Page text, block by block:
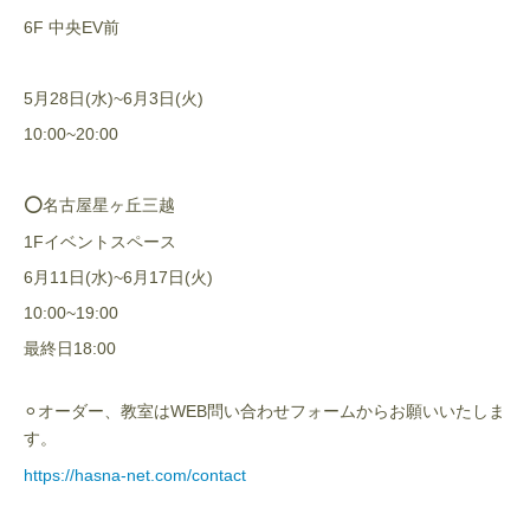
6F 中央EV前
5月28日(水)~6月3日(火)
10:00~20:00
⭕️名古屋星ヶ丘三越
1Fイベントスペース
6月11日(水)~6月17日(火)
10:00~19:00
最終日18:00
⚪︎オーダー、教室はWEB問い合わせフォームからお願いいたしま
す。
https://hasna-net.com/contact